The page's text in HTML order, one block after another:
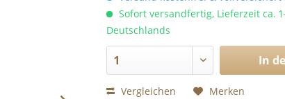
Sofort versandfertig, Lieferzeit ca.
Deutschlands
In
Vergleichen Merken